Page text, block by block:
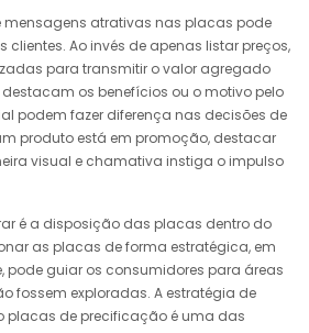
mensagens atrativas nas placas pode
Ao invés de apenas listar preços,
para transmitir o valor agregado
os benefícios ou o motivo pelo
podem fazer diferença nas decisões de
produto está em promoção, destacar
visual e chamativa instiga o impulso
é a disposição das placas dentro do
as placas de forma estratégica, em
pode guiar os consumidores para áreas
fossem exploradas. A estratégia de
placas de precificação é uma das